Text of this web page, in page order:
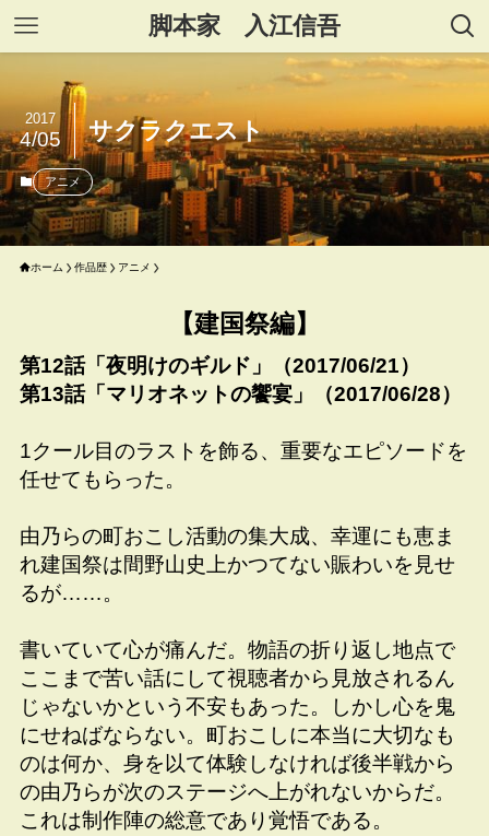
脚本家 入江信吾
サクラクエスト
2017
4/05
アニメ
ホーム 作品歴 アニメ
【建国祭編】
第12話「夜明けのギルド」（2017/06/21）
第13話「マリオネットの饗宴」（2017/06/28）
1クール目のラストを飾る、重要なエピソードを
任せてもらった。
由乃らの町おこし活動の集大成、幸運にも恵ま
れ建国祭は間野山史上かつてない賑わいを見せ
るが……。
書いていて心が痛んだ。物語の折り返し地点で
ここまで苦い話にして視聴者から見放されるん
じゃないかという不安もあった。しかし心を鬼
にせねばならない。町おこしに本当に大切なも
のは何か、身を以て体験しなければ後半戦から
の由乃らが次のステージへ上がれないからだ。
これは制作陣の総意であり覚悟である。